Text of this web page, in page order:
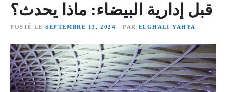
قبل إدارية البيضاء: ماذا يحدث؟
POSTÉ LE SEPTEMBRE 13, 2024 PAR ELGHALI YAHYA